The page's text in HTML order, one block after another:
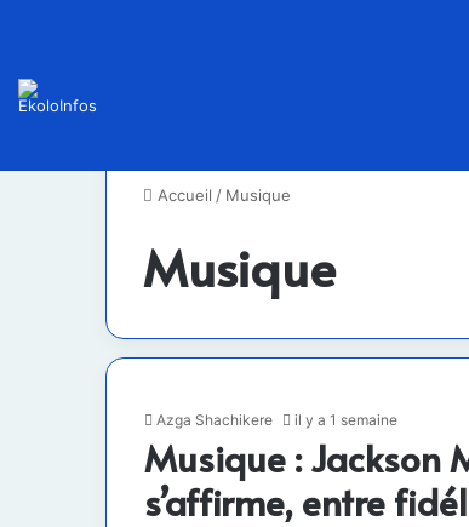
Accueil / Musique
Musique
Azga Shachikere il y a 1 semaine
Musique : Jackson
s’affirme, entre